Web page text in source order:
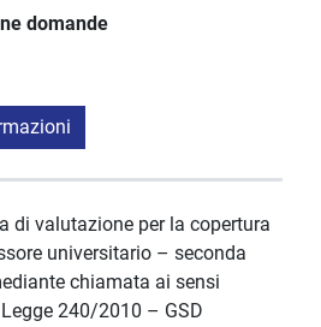
domande
di valutazione per la copertura
universitario – seconda
chiamata ai sensi
240/2010 – GSD